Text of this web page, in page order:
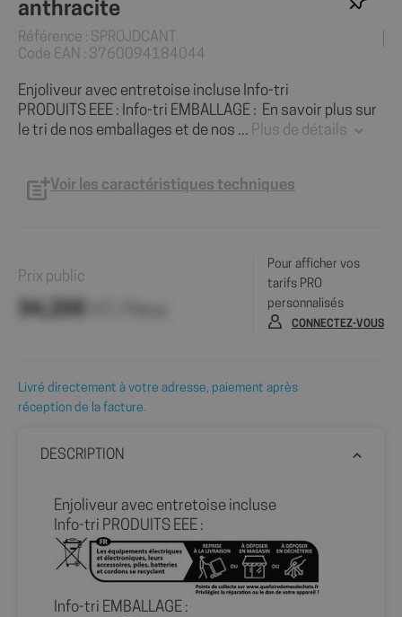
anthracite
Référence : SPROJDCANT
Code EAN : 3760094184044
Enjoliveur avec entretoise incluse Info-tri
PRODUITS EEE : Info-tri EMBALLAGE : En savoir plus sur
le tri de nos emballages et de nos ... Plus de détails
Voir les caractéristiques techniques
Prix public
Pour afficher vos
tarifs PRO
personnalisés
CONNECTEZ-VOUS
Livré directement à votre adresse, paiement après
réception de la facture.
DESCRIPTION
Enjoliveur avec entretoise incluse
Info-tri PRODUITS EEE :
Info-tri EMBALLAGE :